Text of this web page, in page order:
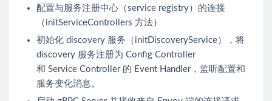
配置与服务注册中心（service registry）的连接
（initServiceControllers 方法）
初始化 discovery 服务（initDiscoveryService），将
discovery 服务注册为 Config Controller
和 Service Controller 的 Event Handler，监听配置和
服务变化消息。